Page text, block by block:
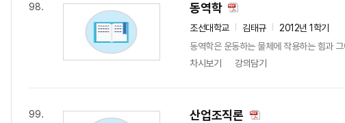
98. 동역학
조선대학교 김태규
2012년 1학기
동역학은 운동하는 물체에 작용하는 힘과
차시보기
강의담기
99. 산업조직론